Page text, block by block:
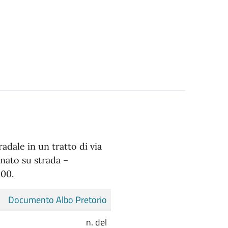
in un tratto di via
su strada –
Documento Albo Pretorio
n. del